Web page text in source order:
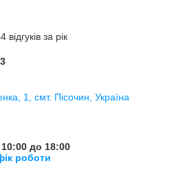
за рік
1, смт. Пісочин, Україна
до 18:00
роботи